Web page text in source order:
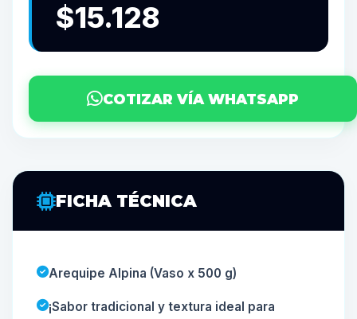
$15.128
COTIZAR VÍA WHATSAPP
FICHA TÉCNICA
Arequipe Alpina (Vaso x 500 g)
¡Sabor tradicional y textura ideal para